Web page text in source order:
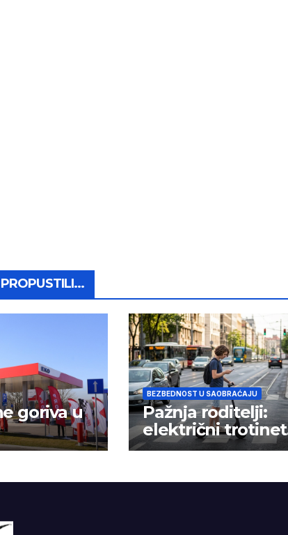
goriva u
BEZBEDNOST U SAOBRAĆAJU
Pažnja roditelji:
električni trotinet
nije igračka